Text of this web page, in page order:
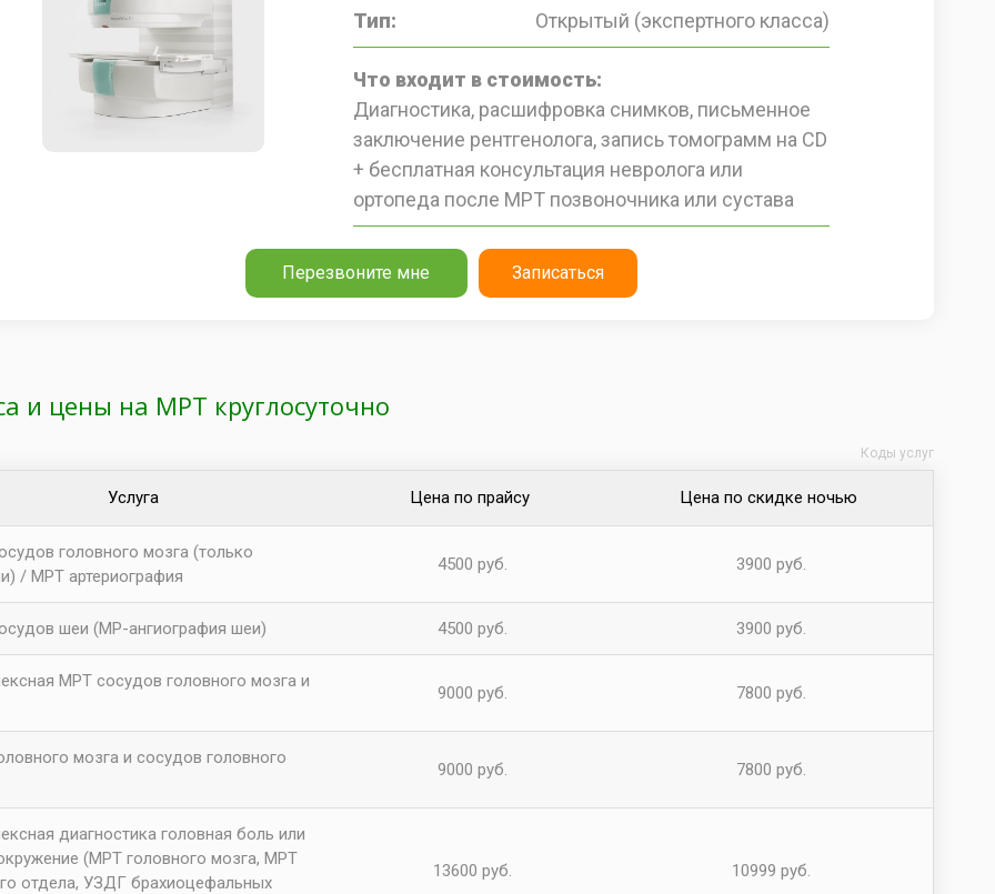
Тип: Открытый (экспертного класса)
Что входит в стоимость:
Диагностика, расшифровка снимков, письменное
заключение рентгенолога, запись томограмм на CD
+ бесплатная консультация невролога или
ортопеда после МРТ позвоночника или сустава
Перезвоните мне Записаться
и цены на МРТ круглосуточно
Услуга Цена по прайсу Цена по скидке ночью
головного мозга (только
/ МРТ артериография
4500 руб. 3900 руб.
шеи (МР-ангиография шеи) 4500 руб. 3900 руб.
МРТ сосудов головного мозга и
9000 руб. 7800 руб.
мозга и сосудов головного
9000 руб. 7800 руб.
диагностика головная боль или
(МРТ головного мозга, МРТ
отдела, УЗДГ брахиоцефальных
13600 руб. 10999 руб.
Коды услуг